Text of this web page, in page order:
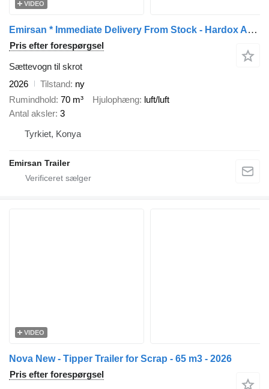
VIDEO
Emirsan * Immediate Delivery From Stock - Hardox Accordion Body Scrap Ti
Pris efter forespørgsel
Sættevogn til skrot
2026
Tilstand ny
Rumindhold 70 m³ Hjulophæng luft/luft
Antal aksler 3
Tyrkiet, Konya
Emirsan Trailer
VIDEO
Nova New - Tipper Trailer for Scrap - 65 m3 - 2026
Pris efter forespørgsel